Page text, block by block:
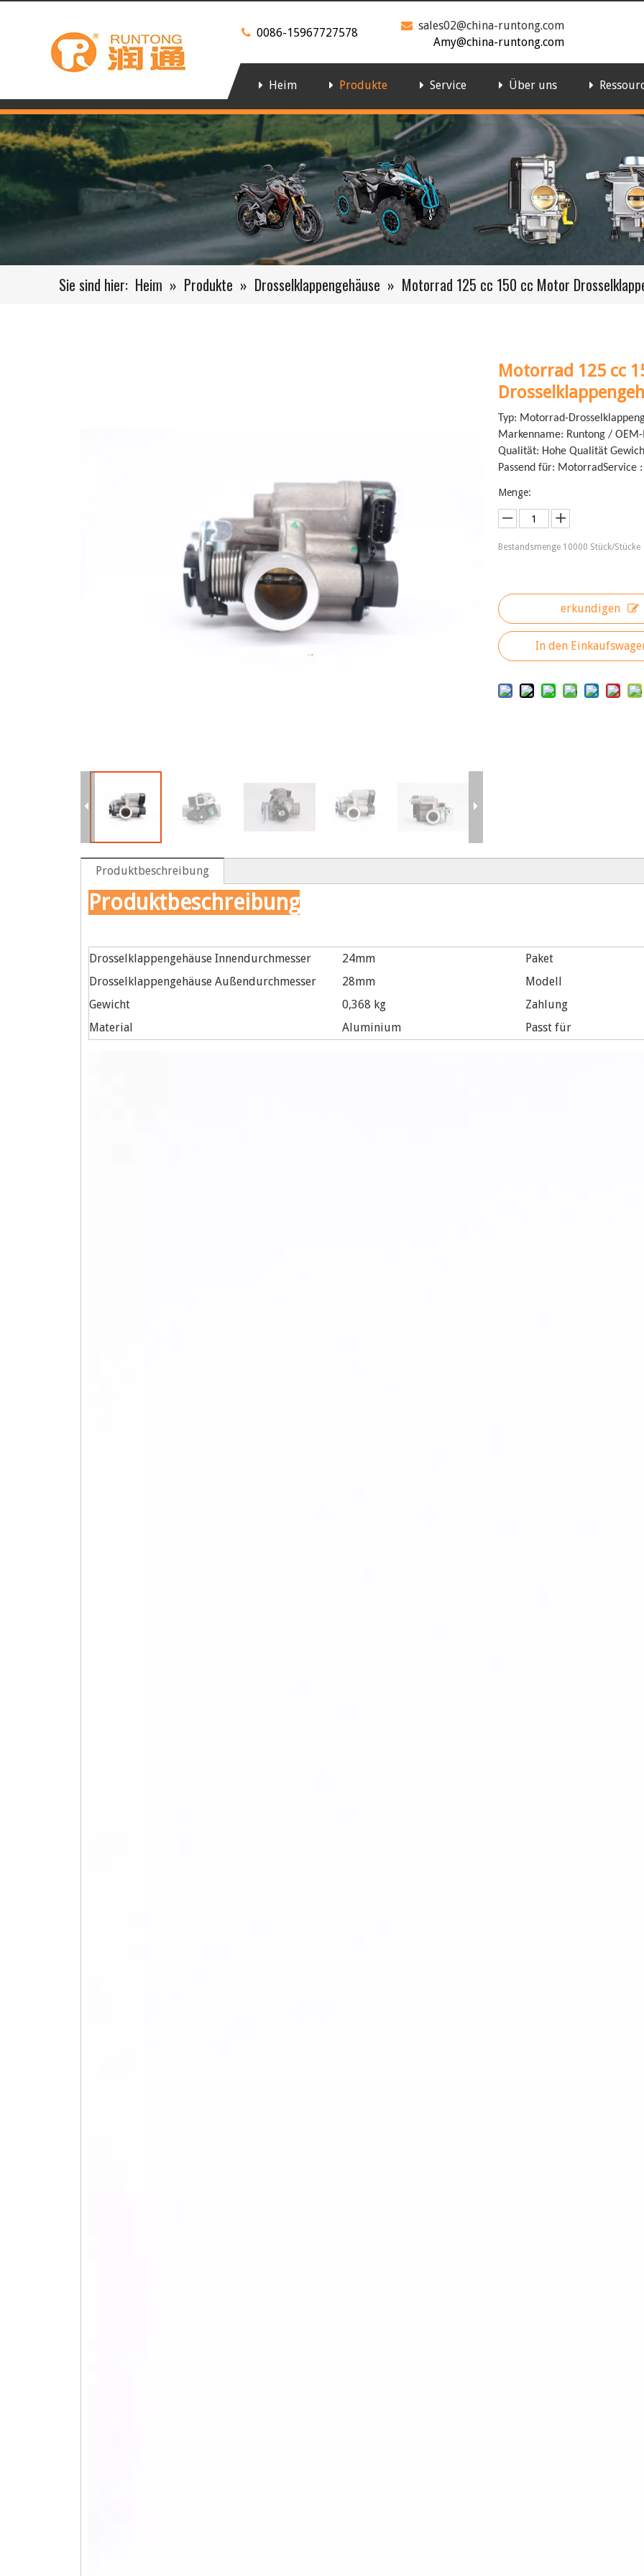
 0086-15967727578
 sales02@china-runtong.com
Amy@china-runtong.com
Heim Produkte Service Über uns
Sie sind hier: Heim » Produkte » Drosselklappengehäuse » Motorrad 125 cc 150 cc Motor
Motorrad 125 cc
Typ: Motorrad-
Markenname: Runtong /
Qualität: Hohe Qualität
Passend für: MotorradService
Menge:
Bestandsmenge 10000 Stück/Stücke
erkundigen
In den
Produktbeschreibung
Produktbeschreibung
Drosselklappengehäuse Innendurchmesser 24mm Paket
Drosselklappengehäuse Außendurchmesser
28mm Modell
Gewicht
0,368 kg Zahlung
Material
Aluminium Passt für